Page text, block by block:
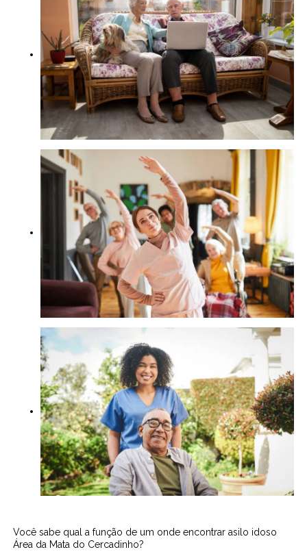
Você sabe qual a função de um onde encontrar asilo idoso
Área da Mata do Cercadinho?